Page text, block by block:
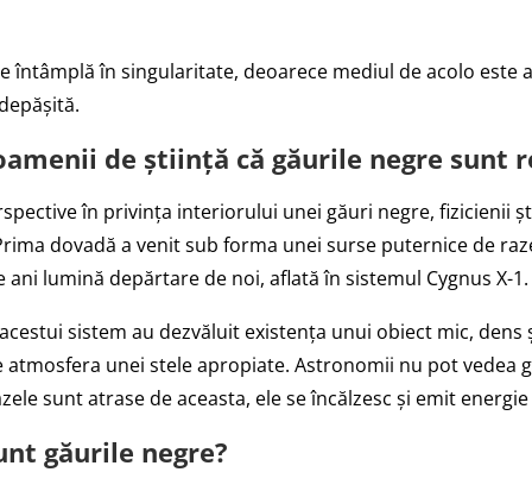
întâmplă în singularitate, deoarece mediul de acolo este
de știință că găurile negre sunt
în privința interiorului unei găuri negre, fizicienii
dovadă a venit sub forma unei surse puternice de
ani lumină depărtare de noi, aflată în sistemul Cygnus X-1.
sistem au dezvăluit existența unui obiect mic, dens
atmosfera unei stele apropiate. Astronomii nu pot vedea
sunt atrase de aceasta, ele se încălzesc și emit
găurile negre?